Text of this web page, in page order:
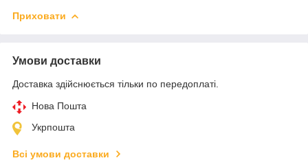
Приховати
Умови доставки
Доставка здійснюється тільки по передоплаті.
Нова Пошта
Укрпошта
Всі умови доставки